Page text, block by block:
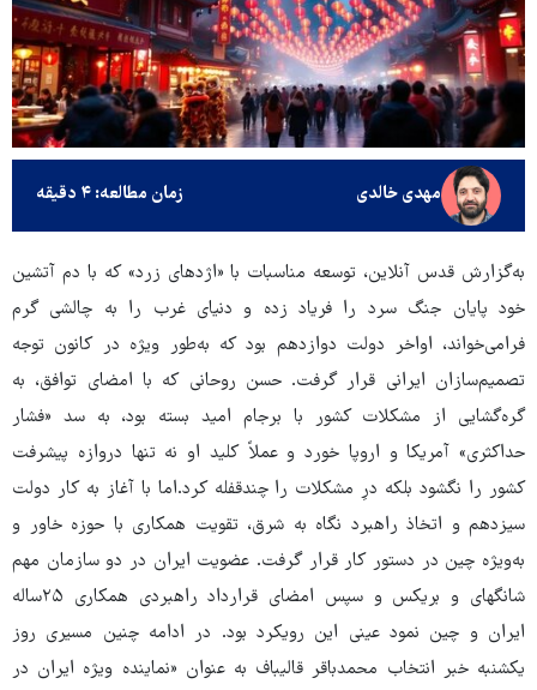
مهدی خالدی زمان مطالعه: ۴ دقیقه
به‌گزارش قدس آنلاین، توسعه مناسبات با «اژدهای زرد» که با دم آتشین
خود پایان جنگ سرد را فریاد زده و دنیای غرب را به چالشی گرم
فرامی‌خواند، اواخر دولت دوازدهم بود که به‌طور ویژه در کانون توجه
تصمیم‌سازان ایرانی قرار گرفت. حسن روحانی که با امضای توافق، به
گره‌گشایی از مشکلات کشور با برجام امید بسته بود، به سد «فشار
حداکثری» آمریکا و اروپا خورد و عملاً کلید او نه تنها دروازه پیشرفت
کشور را نگشود بلکه درِ مشکلات را چندقفله کرد.اما با آغاز به کار دولت
سیزدهم و اتخاذ راهبرد نگاه به شرق، تقویت همکاری با حوزه خاور و
به‌ویژه چین در دستور کار قرار گرفت. عضویت ایران در دو سازمان مهم
شانگهای و بریکس و سپس امضای قرارداد راهبردی همکاری ۲۵ساله
ایران و چین نمود عینی این رویکرد بود. در ادامه چنین مسیری روز
یکشنبه خبر انتخاب محمدباقر قالیباف به عنوان «نماینده ویژه ایران در